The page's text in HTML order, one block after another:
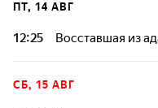
ПТ, 14 АВГ
12:25 Восставшая из
СБ, 15 АВГ